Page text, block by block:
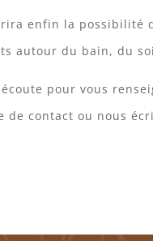
enfin la possibilité
autour du bain, du
pour vous
de contact ou nous